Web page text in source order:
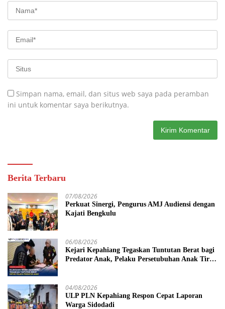
Simpan nama, email, dan situs web saya pada peramban
ini untuk komentar saya berikutnya.
Berita Terbaru
07/08/2026
Perkuat Sinergi, Pengurus AMJ Audiensi dengan
Kajati Bengkulu
06/08/2026
Kejari Kepahiang Tegaskan Tuntutan Berat bagi
Predator Anak, Pelaku Persetubuhan Anak Tiri
04/08/2026
ULP PLN Kepahiang Respon Cepat Laporan
Warga Sidodadi